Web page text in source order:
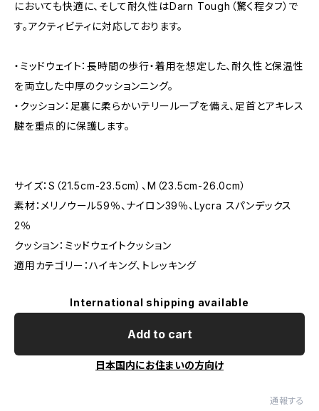
においても快適に、そして耐久性はDarn Tough（驚く程タフ）で
す。アクティビティに対応しております。
・ミッドウェイト：長時間の歩行・着用を想定した、耐久性と保温性
を両立した中厚のクッションニング。
・クッション：足裏に柔らかいテリーループを備え、足首とアキレス
腱を重点的に保護します。
サイズ：S（21.5cm-23.5cm）、M（23.5cm-26.0cm）
素材：メリノウール59％、ナイロン39％、Lycra スパンデックス
2％
クッション：ミッドウェイトクッション
適用カテゴリー：ハイキング、トレッキング
International shipping available
Add to cart
日本国内にお住まいの方向け
通報する